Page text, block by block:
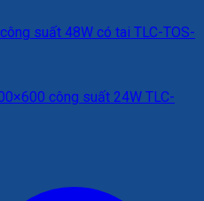
suất 48W có tai TLC-TOS-